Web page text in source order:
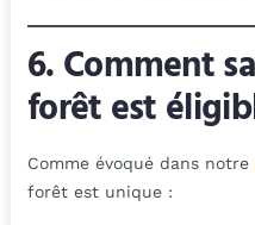
6. Comment
forêt est
Comme évoqué dans notre
forêt est unique :